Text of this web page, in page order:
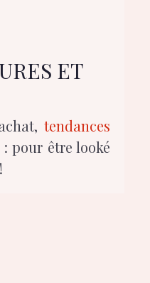
ET
tendances
: pour être looké